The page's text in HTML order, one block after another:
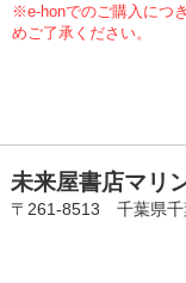
※e-honでのご購入につ
めご了承ください。
未来屋書店マリ
〒261-8513 千葉県千